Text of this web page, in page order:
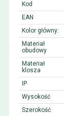
Kod
EAN
Kolor główny:
Materiał
obudowy
Materiał
klosza
IP
Wysokość
Szerokość